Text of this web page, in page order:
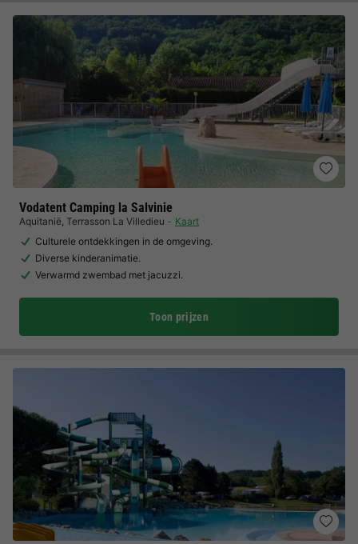
Vodatent Camping la Salvinie
Aquitanië, Terrasson La Villedieu
Kaart
Culturele ontdekkingen in de omgeving.
Diverse kinderanimatie.
Verwarmd zwembad met jacuzzi.
Toon prijzen